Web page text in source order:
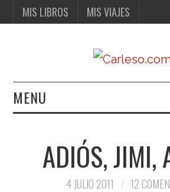
MIS LIBROS MIS VIAJES
MENU
MIS VIAJES
ADIÓS, JIMI,
4 JULIO 2011 12